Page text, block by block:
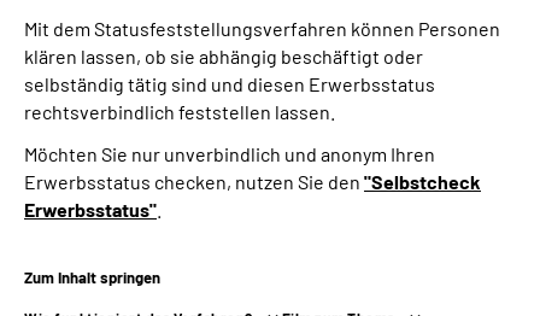
Beratung & Kontakt
Experten
Über uns & Presse
Online-Services
Suche
Mit dem Statusfeststellungsverfahren können Personen
klären lassen, ob sie abhängig beschäftigt oder
selbständig tätig sind und diesen Erwerbsstatus
rechtsverbindlich feststellen lassen.
Möchten Sie nur unverbindlich und anonym Ihren
Erwerbsstatus checken, nutzen Sie den "Selbstcheck
Erwerbsstatus"
Zum Inhalt springen